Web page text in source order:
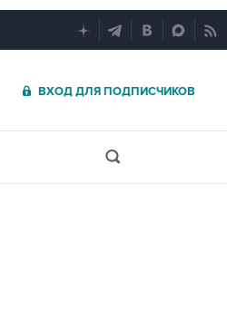
ВХОД ДЛЯ ПОДПИСЧИКОВ